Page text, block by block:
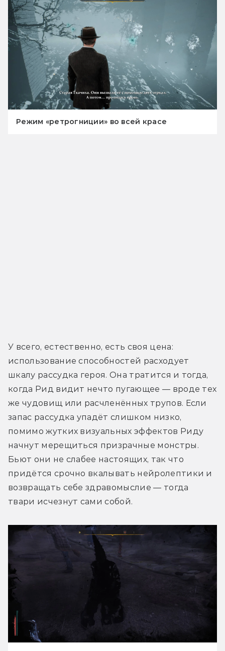
Режим «ретрогниции» во всей красе
У всего, естественно, есть своя цена:
использование способностей расходует
шкалу рассудка героя. Она тратится и тогда,
когда Рид видит нечто пугающее — вроде тех
же чудовищ или расчленённых трупов. Если
запас рассудка упадёт слишком низко,
помимо жутких визуальных эффектов Риду
начнут мерещиться призрачные монстры.
Бьют они не слабее настоящих, так что
придётся срочно вкалывать нейролептики и
возвращать себе здравомыслие — тогда
твари исчезнут сами собой.